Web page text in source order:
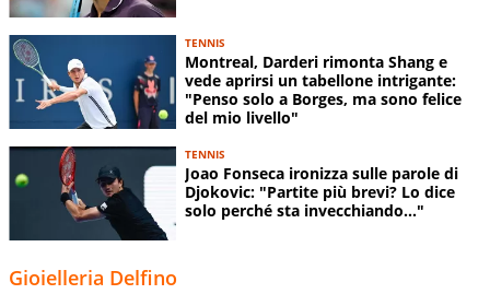
TENNIS
Montreal, Darderi rimonta Shang e
vede aprirsi un tabellone intrigante:
"Penso solo a Borges, ma sono felice
del mio livello"
TENNIS
Joao Fonseca ironizza sulle parole di
Djokovic: "Partite più brevi? Lo dice
solo perché sta invecchiando..."
Gioielleria Delfino